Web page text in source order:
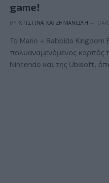
game!
BY ΧΡΙΣΤΊΝΑ ΧΑΤΖΗΜΑΝΏΛΗ 04/
Το Mario + Rabbids Kingdom
πολυαναμενόμενος καρπός
Nintendo και της Ubisoft,